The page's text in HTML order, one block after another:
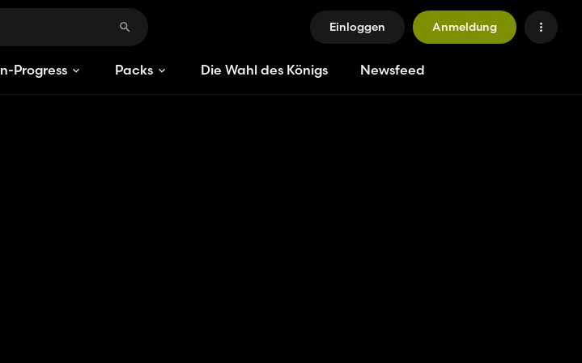
Einloggen Anmeldung
Progress Packs Die Wahl des Königs Newsfeed